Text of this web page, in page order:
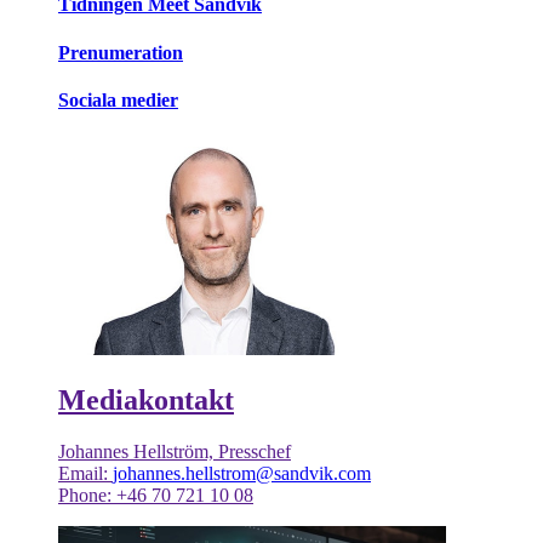
Tidningen Meet Sandvik
Prenumeration
Sociala medier
Mediakontakt
Johannes Hellström, Presschef
Email: johannes.hellstrom@sandvik.com
Phone: +46 70 721 10 08